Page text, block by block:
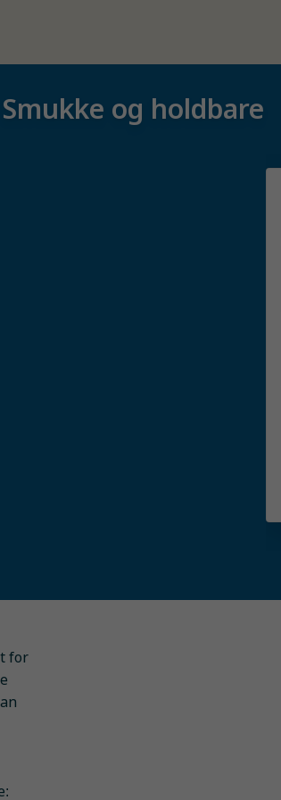
og holdbare
for